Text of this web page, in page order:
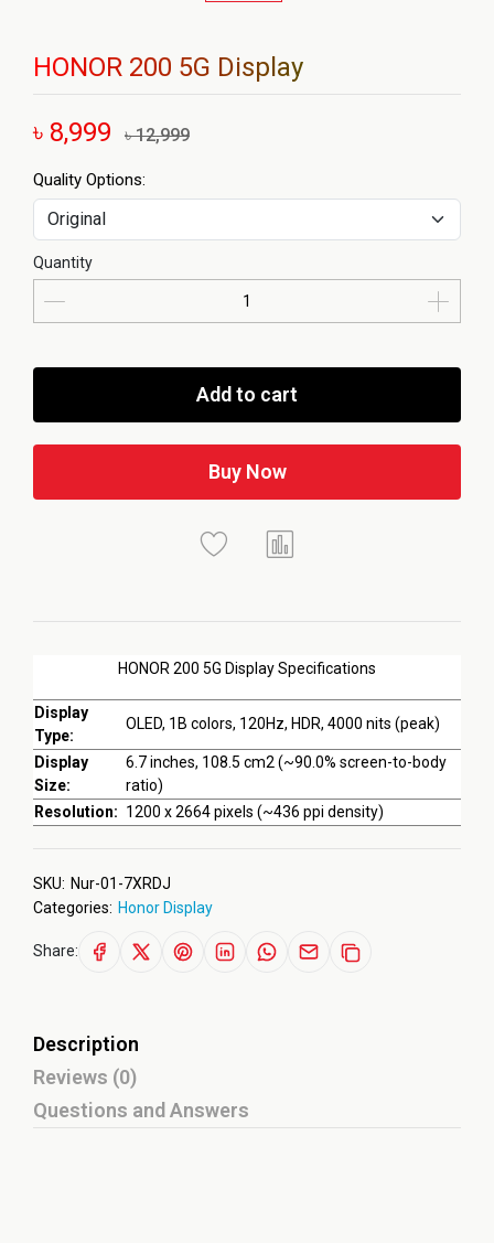
HONOR 200 5G Display
৳ 8,999 ৳ 12,999
HONOR 200 5G Display Specifications
Display
Type:
OLED, 1B colors, 120Hz, HDR, 4000 nits (peak)
Display
Size:
6.7 inches, 108.5 cm2 (~90.0% screen-to-body
ratio)
Resolution: 1200 x 2664 pixels (~436 ppi density)
Quality Options:
Quantity
Add to cart
Buy Now
SKU: Nur-01-7XRDJ
Categories: Honor Display
Share:
Description
Reviews (0)
Questions and Answers